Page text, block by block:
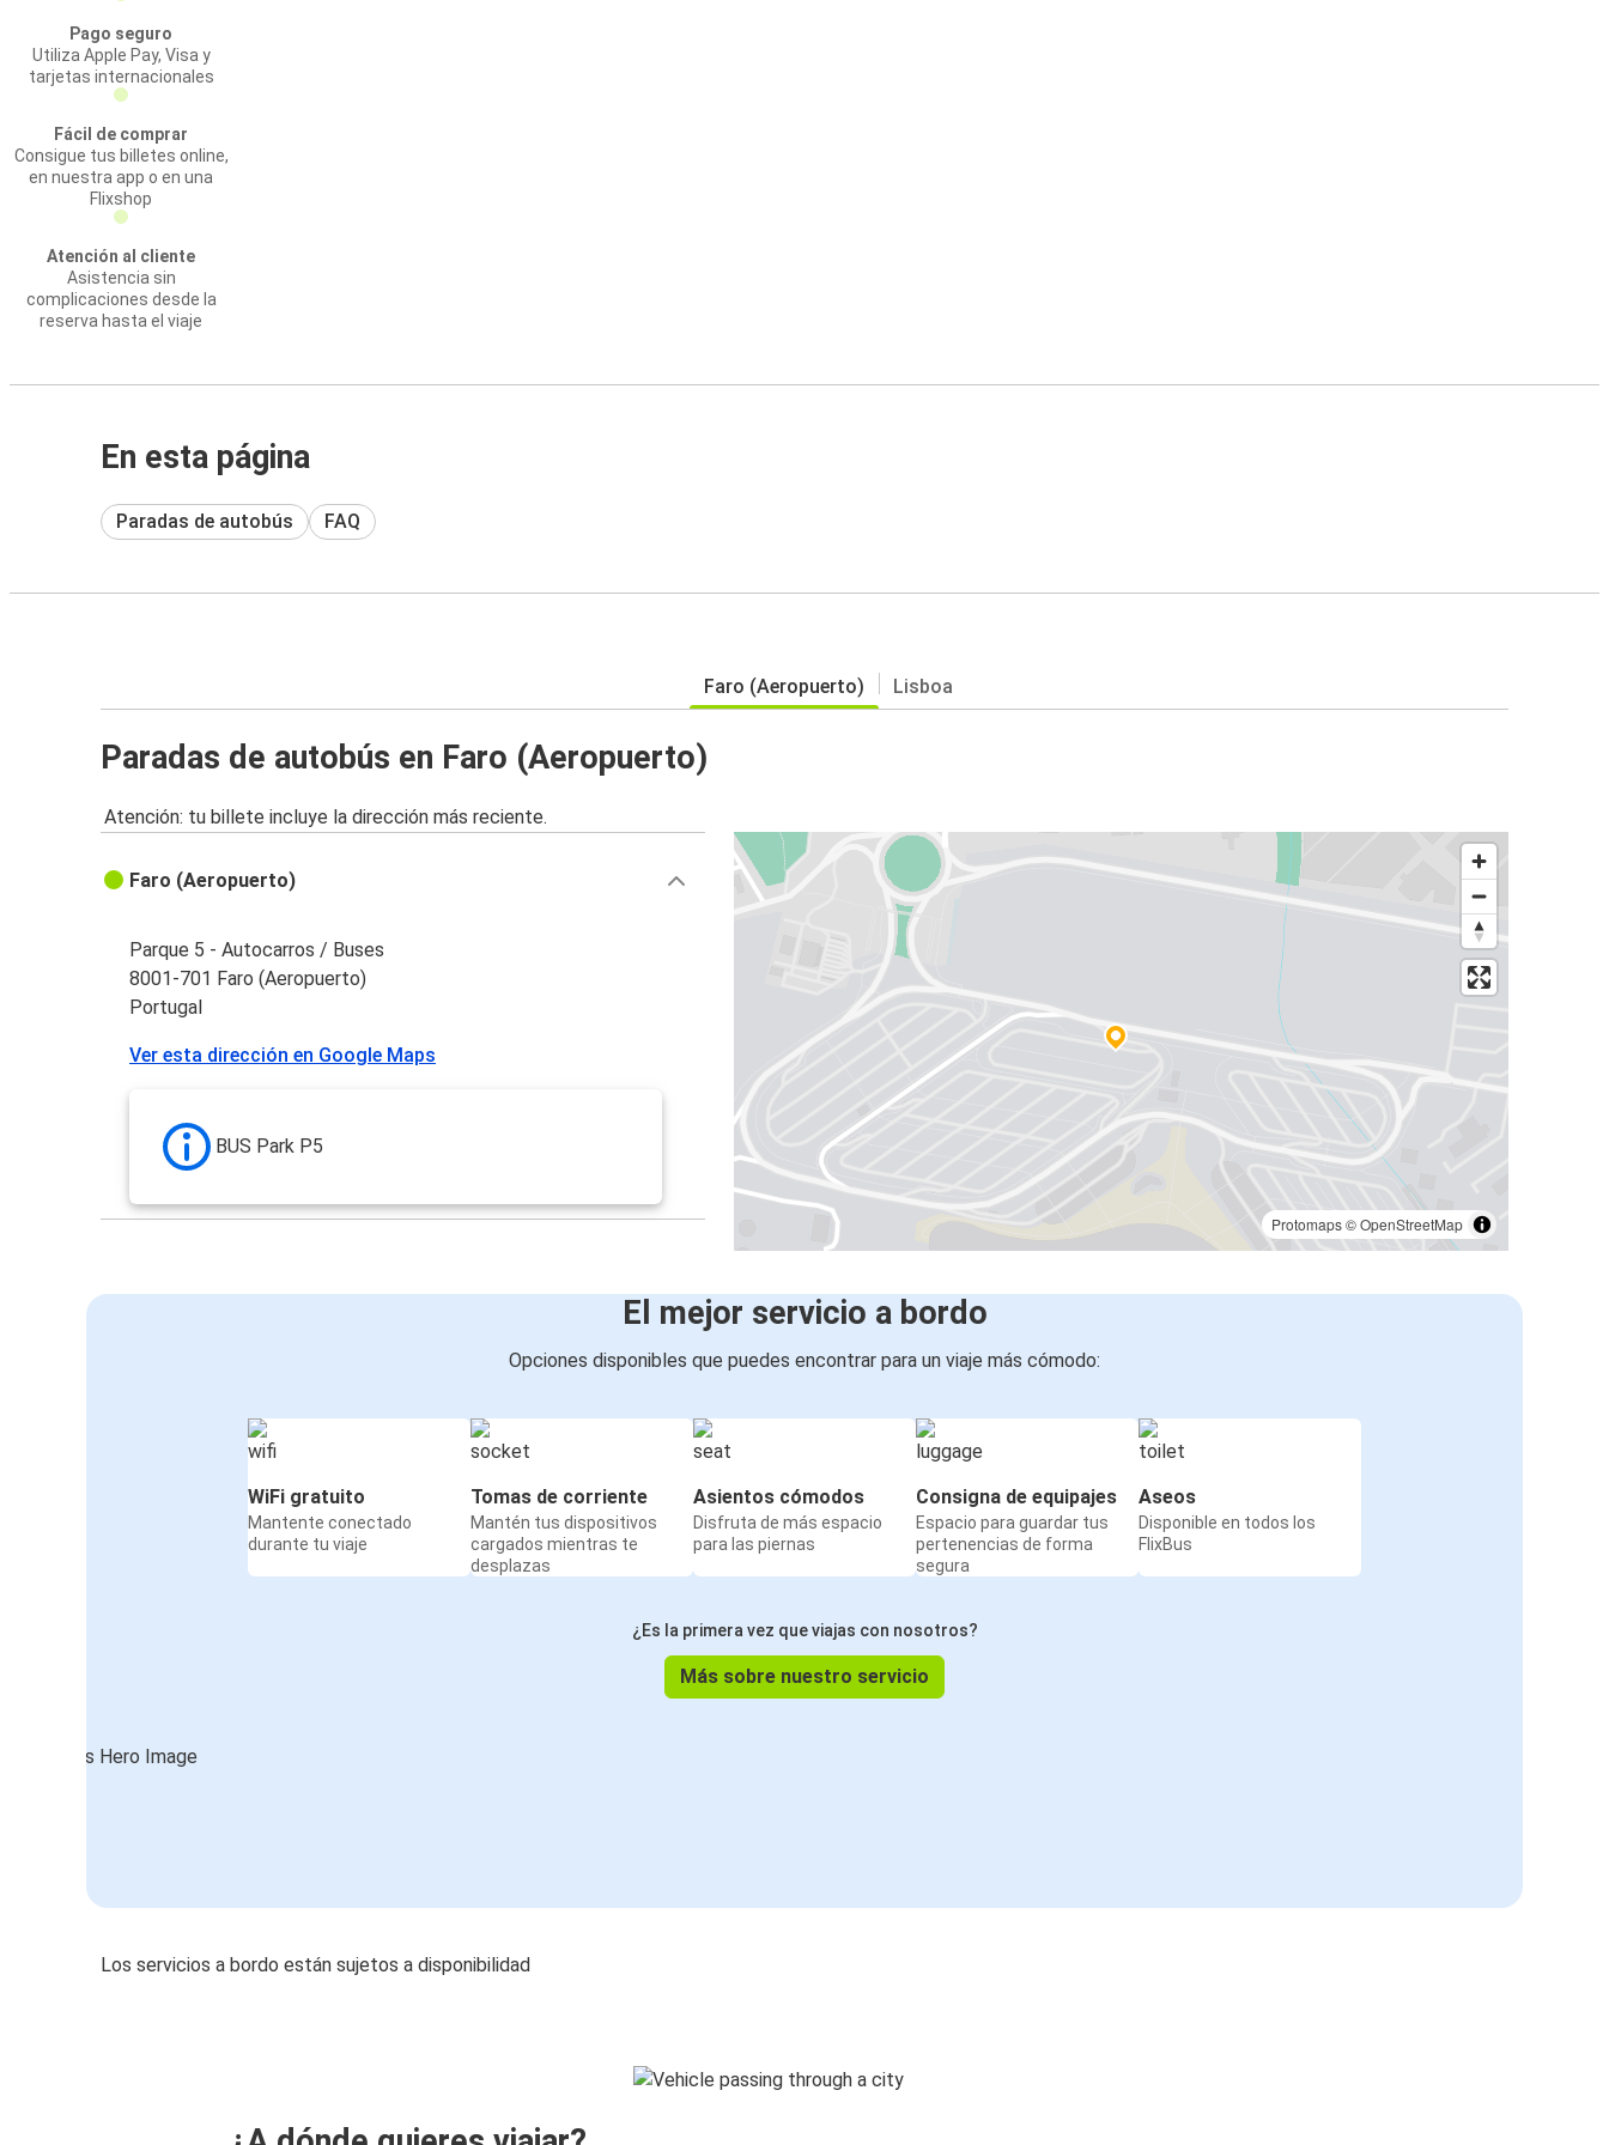
Pago seguro
Utiliza Apple Pay, Visa y
tarjetas internacionales
Fácil de comprar
Consigue tus billetes online,
en nuestra app o en una
Flixshop
Atención al cliente
Asistencia sin
complicaciones desde la
reserva hasta el viaje
En esta página
Paradas de autobús FAQ
Faro (Aeropuerto) Lisboa
Paradas de autobús en Faro (Aeropuerto)
Atención: tu billete incluye la dirección más reciente.
Protomaps©OpenStreetMap
Faro (Aeropuerto)
Parque 5 - Autocarros / Buses
8001-701 Faro (Aeropuerto)
Portugal
Ver esta dirección en Google Maps
BUS Park P5
El mejor servicio a bordo
Opciones disponibles que puedes encontrar para un viaje más cómodo:
WiFi gratuito
Mantente conectado
durante tu viaje
Tomas de corriente
Mantén tus dispositivos
cargados mientras te
desplazas
Asientos cómodos
Disfruta de más espacio
para las piernas
Consigna de equipajes
Espacio para guardar tus
pertenencias de forma
segura
Aseos
Disponible en todos los
FlixBus
¿Es la primera vez que viajas con nosotros?
Más sobre nuestro servicio
Los servicios a bordo están sujetos a disponibilidad